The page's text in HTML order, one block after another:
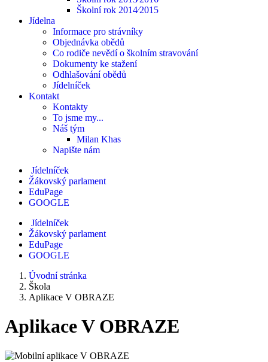
Školní rok 2014⁄2015
Jídelna
Informace pro strávníky
Objednávka obědů
Co rodiče nevědí o školním stravování
Dokumenty ke stažení
Odhlašování obědů
Jídelníček
Kontakt
Kontakty
To jsme my...
Náš tým
Milan Khas
Napište nám
Jídelníček
Žákovský parlament
EduPage
GOOGLE
Jídelníček
Žákovský parlament
EduPage
GOOGLE
Úvodní stránka
Škola
Aplikace V OBRAZE
Aplikace V OBRAZE